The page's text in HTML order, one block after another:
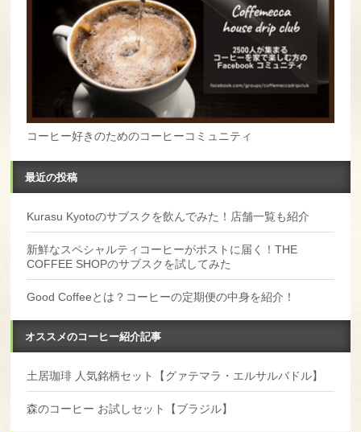
コーヒー好きのためのコーヒーコミュニティ
最近の投稿
Kurasu Kyotoのサブスクを飲んでみた！店舗一覧も紹介
新鮮なスペシャルティコーヒーがポストに届く！THE
COFFEE SHOPのサブスクを試してみた
Good Coffeeとは？コーヒーの定期便の中身を紹介！
オススメのコーヒー紹介記事
土居珈琲 人気銘柄セット【グァテマラ・エルサルバドル】
森のコーヒー お試しセット【ブラジル】